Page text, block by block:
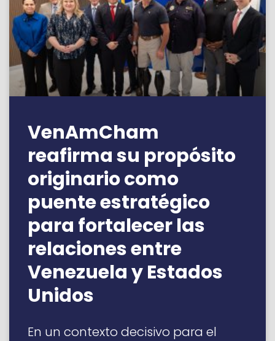
VenAmCham
reafirma su propósito
originario como
puente estratégico
para fortalecer las
relaciones entre
Venezuela y Estados
Unidos
En un contexto decisivo para el